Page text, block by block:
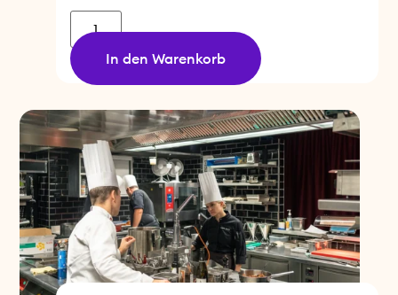
In den Warenkorb